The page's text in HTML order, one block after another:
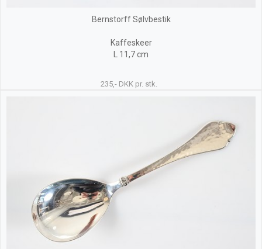
Bernstorff Sølvbestik
Kaffeskeer
L 11,7 cm
235,- DKK pr. stk.